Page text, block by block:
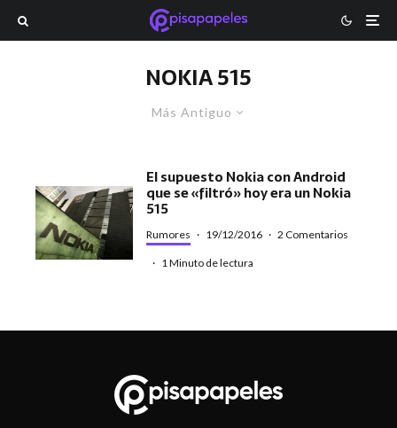
NOKIA 515
Más Antiguo
El supuesto Nokia con Android
que se «filtró» hoy era un Nokia
515
Rumores · 19/12/2016 · 2 Comentarios
· 1 Minuto de lectura